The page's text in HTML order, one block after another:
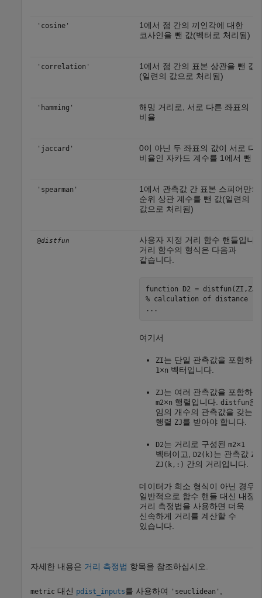
'cosine'
1에서 점 간의 끼인각에 대한
코사인을 뺀 값(벡터로 처리됨)
'correlation'
1에서 점 간의 표본 상관을 뺀 값
(일련의 값으로 처리됨)
'hamming'
해밍 거리로, 서로 다른 좌표의
비율
'jaccard'
0이 아닌 두 좌표의 값이 서로 다
비율인 자카드 계수를 1에서 뺀 값
'spearman'
1에서 관측값 간 표본 스피어만의
순위 상관 계수를 뺀 값(일련의
값으로 처리됨)
@distfun
사용자 지정 거리 함수 핸들입니
거리 함수의 형식은 다음과
같습니다.
function
% calculation of distance
...
여기서
ZI는 단일 관측값을 포함하는
1×n 벡터입니다.
ZJ는 여러 관측값을 포함하는
m2×n 행렬입니다. distfun은
임의 개수의 관측값을 갖는
행렬 ZJ를 받아야 합니다.
D2는 거리로 구성된 m2×1
벡터이고, D2(k) 는 관측값 ZI
ZJ(k,:) 간의 거리입니다.
데이터가 희소 형식이 아닌 경우
일반적으로 함수 핸들 대신 내장
거리 측정법을 사용하면 더욱
신속하게 거리를 계산할 수
있습니다.
자세한 내용은 거리 측정법 항목을 참조하십시오.
metric 대신 pdist_inputs를 사용하여 'seuclidean' ,